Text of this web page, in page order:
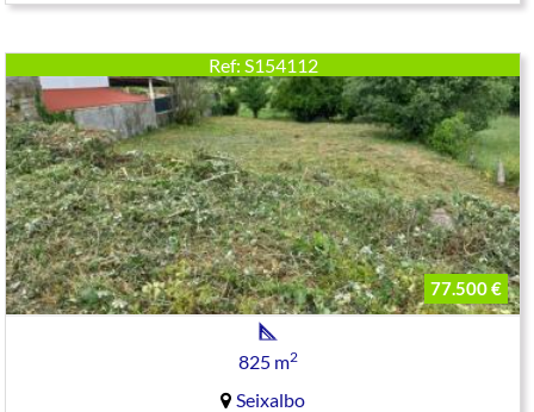
Ref: S154112
77.500 €
825 m2
Seixalbo